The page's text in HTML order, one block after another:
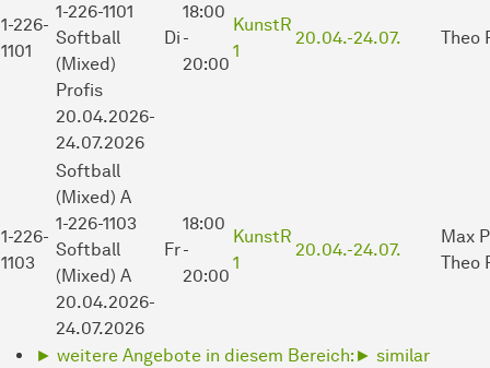
1-226-
1101
1-226-1101
Softball
(Mixed)
Profis
20.04.2026-
24.07.2026
Di
18:00
-
20:00
KunstR
1
20.04.-24.07. Theo
1-226-
1103
Softball
(Mixed) A
1-226-1103
Softball
(Mixed) A
20.04.2026-
24.07.2026
Fr
18:00
-
20:00
KunstR
1
20.04.-24.07.
Max
Theo
► weitere Angebote in diesem Bereich: ► similar